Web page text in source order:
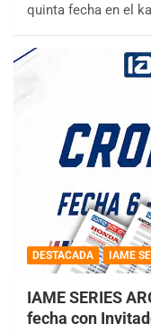
quinta fecha en el
DESTACADA IAME
IAME SERIES
fecha con